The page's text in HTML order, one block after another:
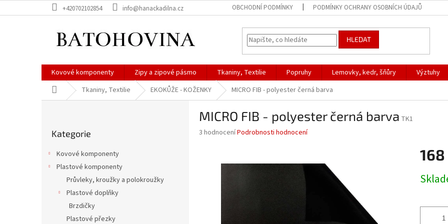
na
+420702102854 info@hanackadilna.cz OBCHODNÍ PODMÍNKY PODMÍNKY OCHRANY OSOBNÍCH ÚDAJŮ
HLEDAT
Kovové komponenty Zipy a zipové pásmo Tkaniny, Textilie Popruhy Lemovky, kedr, šňůry Výztuhy
Domů Tkaniny, Textilie EKOKŮŽE - KOŽENKY MICRO FIB - polyester černá barva
kategorie
Kategorie
Kovové komponenty
Plastové komponenty
Průvleky, kroužky a polokroužky
Plastové doplňky
Brzdičky
Plastové přezky
MICRO FIB - polyester černá barva TK1
Průměrné
3 hodnoceníPodrobnosti hodnocení
168
cena: